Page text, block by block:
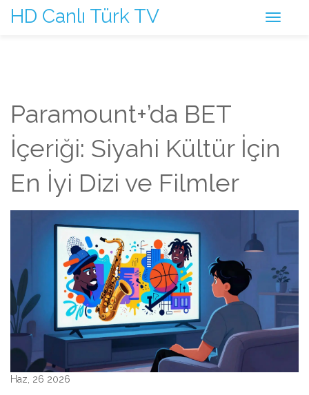
HD Canlı Türk TV
Paramount+’da BET
İçeriği: Siyahi Kültür İçin
En İyi Dizi ve Filmler
Haz, 26 2026